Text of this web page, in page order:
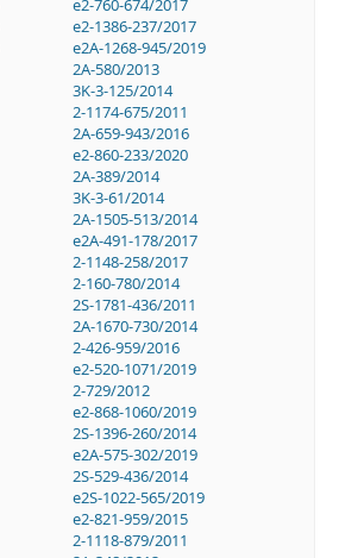
e2-760-674/2017
e2-1386-237/2017
e2A-1268-945/2019
2A-580/2013
3K-3-125/2014
2-1174-675/2011
2A-659-943/2016
e2-860-233/2020
2A-389/2014
3K-3-61/2014
2A-1505-513/2014
e2A-491-178/2017
2-1148-258/2017
2-160-780/2014
2S-1781-436/2011
2A-1670-730/2014
2-426-959/2016
e2-520-1071/2019
2-729/2012
e2-868-1060/2019
2S-1396-260/2014
e2A-575-302/2019
2S-529-436/2014
e2S-1022-565/2019
e2-821-959/2015
2-1118-879/2011